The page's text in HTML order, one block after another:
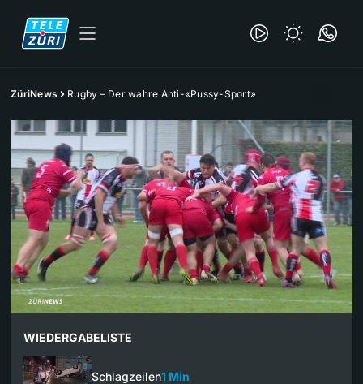
ZüriNews Rugby – Der wahre Anti-«Pussy-Sport»
WIEDERGABELISTE
Schlagzeilen1 Min